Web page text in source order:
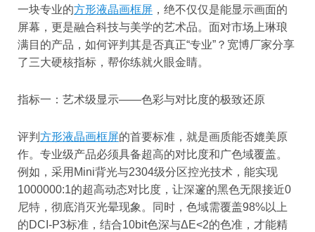
一块专业的方形液晶画框屏 ，绝不仅仅是能显示画面的
屏幕，更是融合科技与美学的艺术品。面对市场上琳琅
满目的产品，如何评判其是否真正“专业”？宽博厂家分享
了三大硬核指标，帮你练就火眼金睛。
指标一：艺术级显示——色彩与对比度的极致还原
评判 方形液晶画框屏的首要标准，就是画质能否媲美原
作。专业级产品必须具备超高的对比度和广色域覆盖。
例如，采用Mini背光与2304级分区控光技术，能实现
1000000:1的超高动态对比度，让深邃的黑色无限接近0
尼特，彻底消灭光晕现象。同时，色域需覆盖98%以上
的DCI-P3标准，结合10bit色深与ΔE<2的色准，才能精